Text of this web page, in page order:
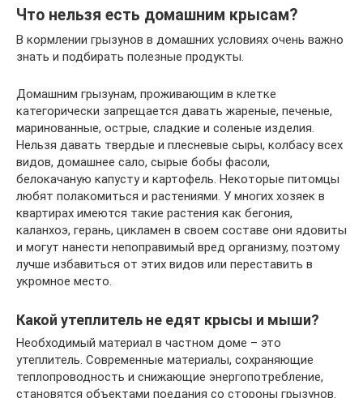
Что нельзя есть домашним крысам?
В кормлении грызунов в домашних условиях очень важно
знать и подбирать полезные продукты.
Домашним грызунам, проживающим в клетке
категорически запрещается давать жареные, печеные,
маринованные, острые, сладкие и соленые изделия.
Нельзя давать твердые и плесневые сыры, колбасу всех
видов, домашнее сало, сырые бобы фасоли,
белокачаную капусту и картофель. Некоторые питомцы
любят полакомиться и растениями. У многих хозяек в
квартирах имеются такие растения как бегония,
каланхоэ, герань, цикламен в своем составе они ядовиты
и могут нанести непоправимый вред организму, поэтому
лучше избавиться от этих видов или переставить в
укромное место.
Какой утеплитель не едят крысы и мыши?
Необходимый материал в частном доме – это
утеплитель. Современные материалы, сохраняющие
теплопроводность и снижающие энергопотребление,
становятся объектами поедания со стороны грызунов.